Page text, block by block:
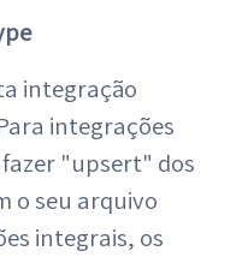
integração
integrações
"upsert" dos
o seu arquivo
integrais, os